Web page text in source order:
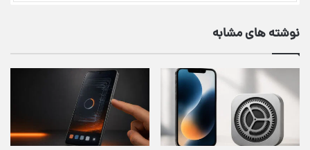
نوشته های مشابه